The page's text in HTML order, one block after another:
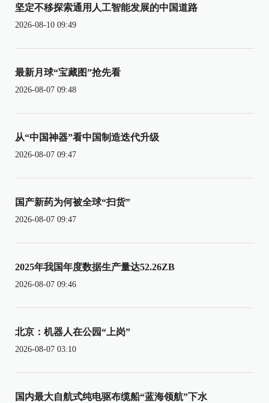
坚定不移探索通用人工智能发展的中国道路
2026-08-10 09:49
最新月球“宝藏图”抢先看
2026-08-07 09:48
从“中国神器”看中国制造迭代升级
2026-08-07 09:47
国产新药为何被全球“扫货”
2026-08-07 09:47
2025年我国年度数据生产量达52.26ZB
2026-08-07 09:46
北京：机器人在公园“上岗”
2026-08-07 03:10
国内最大自航式纯电驱布缆船“蓝海领航”下水